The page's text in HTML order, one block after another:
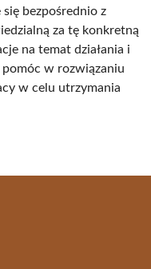
bezpośrednio z
za tę konkretną
na temat działania i
w rozwiązaniu
w celu utrzymania